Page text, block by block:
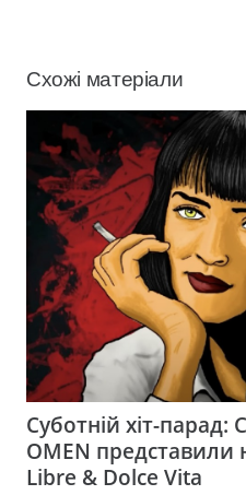
Схожі матеріали
Суботній хіт-парад:
OMEN представили
Libre & Dolce Vita